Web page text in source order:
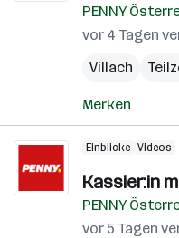
PENNY
vor 4 Tagen
Villach
Merken
Einblicke Videos
Kassier:in
PENNY
vor 5 Tagen